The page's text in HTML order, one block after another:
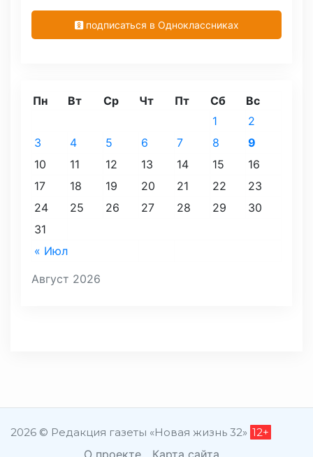
подписаться в Одноклассниках
Август 2026
Пн Вт Ср Чт Пт Сб Вс
« Июл
1
2
3
4 5 6 7 8
9
10
11 12 13 14 15
16
17
18 19 20 21 22
23
24
25 26 27 28 29
30
31
2026 © Редакция газеты «Новая жизнь 32» 12+
О проекте Карта сайта